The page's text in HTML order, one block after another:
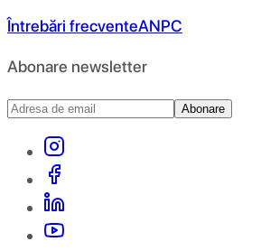
Întrebări frecventeANPC
Abonare newsletter
Abonare